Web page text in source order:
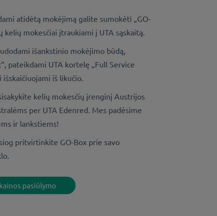
atidėtą mokėjimą galite sumokėti „GO-
kelių mokesčiai įtraukiami į UTA sąskaitą.
išankstinio mokėjimo būdą,
pateikdami UTA kortelę „Full Service
išskaičiuojami iš likučio.
kelių mokesčių įrenginį Austrijos
per UTA Edenred. Mes padėsime
ir lankstiems!
pritvirtinkite GO-Box prie savo
pasiūlymo